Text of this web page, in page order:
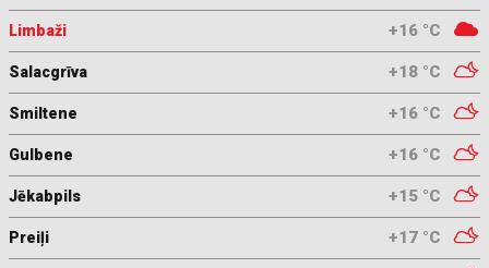
+16 °C
Limbaži
+18 °C
Salacgrīva
+16 °C
Smiltene
+16 °C
Gulbene
+15 °C
Jēkabpils
+17 °C
Preiļi